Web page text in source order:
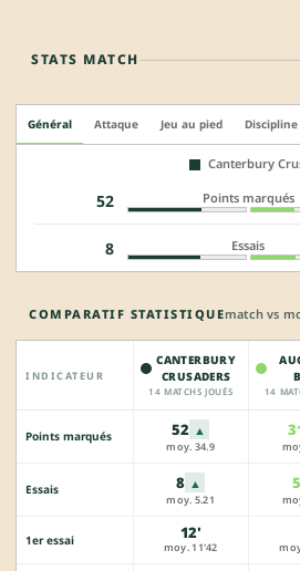
STATS MATCH
Général Attaque Jeu au pied Discipline
Canterbury
52 Points marqués
8 Essais
COMPARATIF STATISTIQUEmatch vs
INDICATEUR
CANTERBURY
CRUSADERS
14 MATCHS JOUÉS 14
Points marqués 52 ▲
moy. 34.9
Essais 8 ▲
moy. 5.21
5
1er essai 12'
moy. 11'42